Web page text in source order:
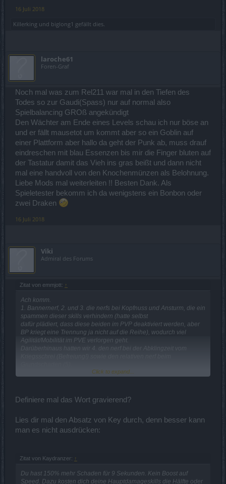
16 Juli 2018
Killerking und biglong1 gefällt dies.
laroche61
Foren-Graf
Noch mal was zum Rel211 war mal in den Tiefen des
Todes so zur Gaudi(Spass) nur auf normal also
Spielbalancing GROß angekündigt
Den Wächter am Ende eines Levels schau ich nur böse an
und er fällt mausetot um kommt aber so ein Goblin auf
einer Plattform aber hallo da geht der Punk ab, muss drauf
eindreschen mit blau Essenzen bis mir die Finger bluten auf
der Tastatur damit das Vieh ins gras beißt und dann nicht
mal eine handvoll von den Knochenmünzen als Belohnung.
Liebe Mods mal weiterleiten !! Besten Dank. Als
Spieletester bekomm ich da wenigstens ein Bonbon oder
zwei Draken
16 Juli 2018
Viki
Admiral des Forums
Zitat von emmjott: ↑
Ach komm.
1. Bannernerf, 2. und 3. die nerfs bei Kopfnuss und Ansturm, die ein
spammen dieser skills verhindern (hatte selbst
dafür plädiert, dass diese beiden im PVP deaktiviert werden, aber
BP kriegt eine Trennung ja nicht auf die Reihe), wodurch viel
Agilität/Mobilität im PVE verlorgen geht.
Darüberhinaus hatten wir 4. den nerf bei der Abklingzeit vom
Ich will mich nicht mal beschweren (ausser was PVP mit dem
Zweihand-DK angeht und ich glaube da ist das auch absolut
aber unter nicht gravierend verstehe ich dann doch was anderes.
Click to expand...
Definiere mal das Wort gravierend?
Lies dir mal den Absatz von Key durch, denn besser kann
man es nicht ausdrücken:
Zitat von Kaydranzer: ↑
Du hast 150% mehr Schaden für 9 Sekunden. Kein Boost auf
Speed. Dazu kosten dich deine Hauptdamageskills die Hälfte oder